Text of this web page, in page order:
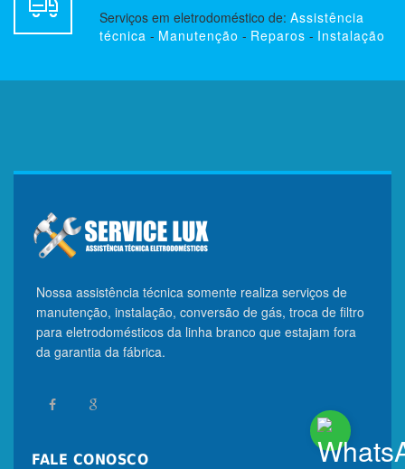
Serviços em eletrodoméstico de: Assistência
técnica - Manutenção - Reparos - Instalação
Nossa assistência técnica somente realiza serviços de
manutenção, instalação, conversão de gás, troca de filtro
para eletrodomésticos da linha branco que estajam fora
da garantia da fábrica.
FALE CONOSCO